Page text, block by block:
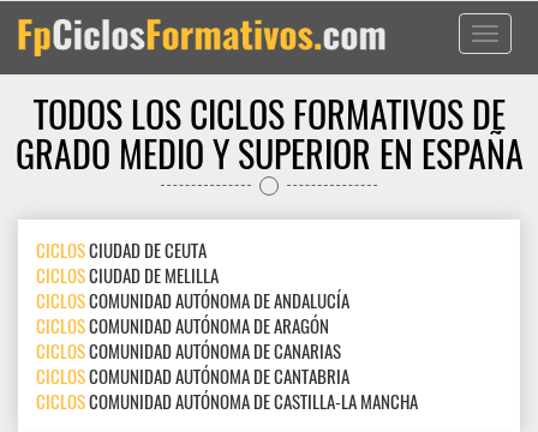
Toggle
TODOS LOS CICLOS FORMATIVOS DE
GRADO MEDIO Y SUPERIOR EN ESPAÑA
CICLOSCIUDAD DE CEUTA
CICLOSCIUDAD DE MELILLA
CICLOSCOMUNIDAD AUTÓNOMA DE ANDALUCÍA
CICLOSCOMUNIDAD AUTÓNOMA DE ARAGÓN
CICLOSCOMUNIDAD AUTÓNOMA DE CANARIAS
CICLOSCOMUNIDAD AUTÓNOMA DE CANTABRIA
CICLOSCOMUNIDAD AUTÓNOMA DE CASTILLA-LA MANCHA